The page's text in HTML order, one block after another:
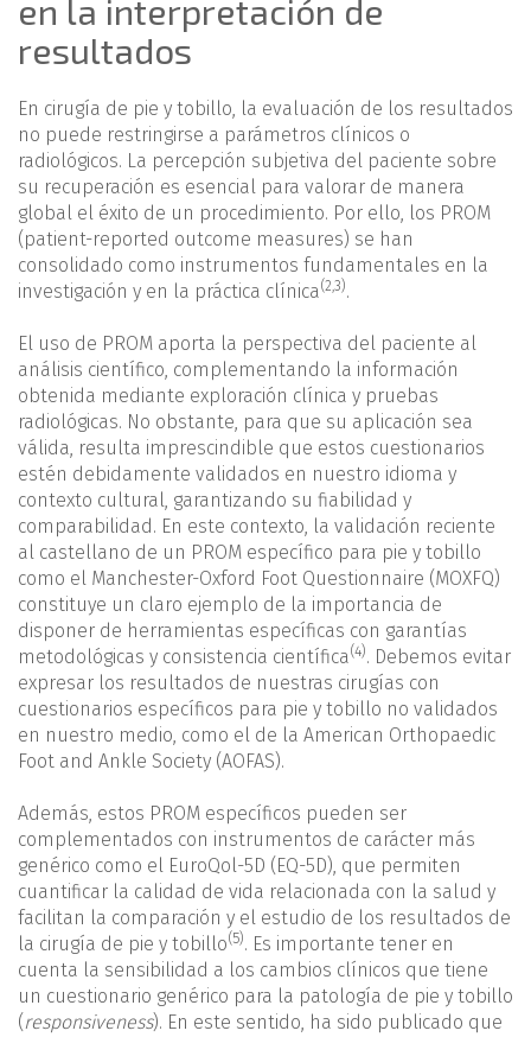
en la interpretación de
resultados
En cirugía de pie y tobillo, la evaluación de los resultados
no puede restringirse a parámetros clínicos o
radiológicos. La percepción subjetiva del paciente sobre
su recuperación es esencial para valorar de manera
global el éxito de un procedimiento. Por ello, los PROM
(patient-reported outcome measures) se han
consolidado como instrumentos fundamentales en la
investigación y en la práctica clínica(2,3).
El uso de PROM aporta la perspectiva del paciente al
análisis científico, complementando la información
obtenida mediante exploración clínica y pruebas
radiológicas. No obstante, para que su aplicación sea
válida, resulta imprescindible que estos cuestionarios
estén debidamente validados en nuestro idioma y
contexto cultural, garantizando su fiabilidad y
comparabilidad. En este contexto, la validación reciente
al castellano de un PROM específico para pie y tobillo
como el Manchester-Oxford Foot Questionnaire (MOXFQ)
constituye un claro ejemplo de la importancia de
disponer de herramientas específicas con garantías
metodológicas y consistencia científica(4). Debemos evitar
expresar los resultados de nuestras cirugías con
cuestionarios específicos para pie y tobillo no validados
en nuestro medio, como el de la American Orthopaedic
Foot and Ankle Society (AOFAS).
Además, estos PROM específicos pueden ser
complementados con instrumentos de carácter más
genérico como el EuroQol-5D (EQ-5D), que permiten
cuantificar la calidad de vida relacionada con la salud y
facilitan la comparación y el estudio de los resultados de
la cirugía de pie y tobillo(5). Es importante tener en
cuenta la sensibilidad a los cambios clínicos que tiene
un cuestionario genérico para la patología de pie y tobillo
(responsiveness). En este sentido, ha sido publicado que